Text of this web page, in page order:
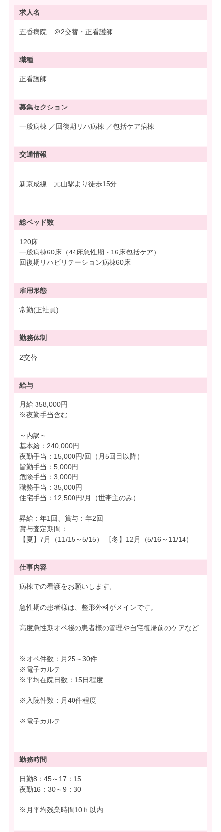
求人名
五香病院 ＠2交替・正看護師
職種
正看護師
募集セクション
一般病棟 ／回復期リハ病棟 ／包括ケア病棟
交通情報
新京成線 元山駅より徒歩15分
総ベッド数
120床
一般病棟60床（44床急性期・16床包括ケア）
回復期リハビリテーション病棟60床
雇用形態
常勤(正社員)
勤務体制
2交替
給与
月給 358,000円
※夜勤手当含む
～内訳～
基本給：240,000円
夜勤手当：15,000円/回（月5回目以降）
皆勤手当：5,000円
危険手当：3,000円
職務手当：35,000円
住宅手当：12,500円/月（世帯主のみ）
昇給：年1回、賞与：年2回
賞与査定期間：
【夏】7月（11/15～5/15） 【冬】12月（5/16～11/14）
仕事内容
病棟での看護をお願いします。
急性期の患者様は、整形外科がメインです。
高度急性期オペ後の患者様の管理や自宅復帰前のケアなど
※オペ件数：月25～30件
※電子カルテ
※平均在院日数：15日程度
※入院件数：月40件程度
※電子カルテ
勤務時間
日勤8：45～17：15
夜勤16：30～9：30
※月平均残業時間10ｈ以内